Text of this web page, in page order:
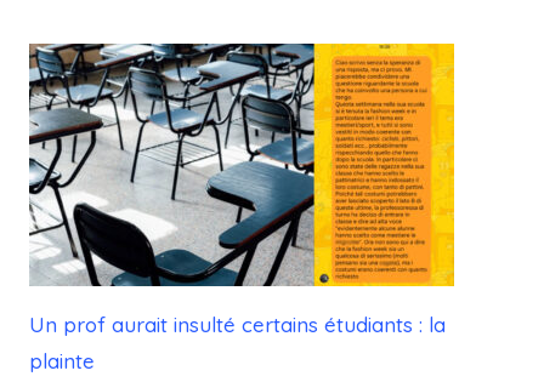
Un prof aurait insulté certains étudiants : la
plainte